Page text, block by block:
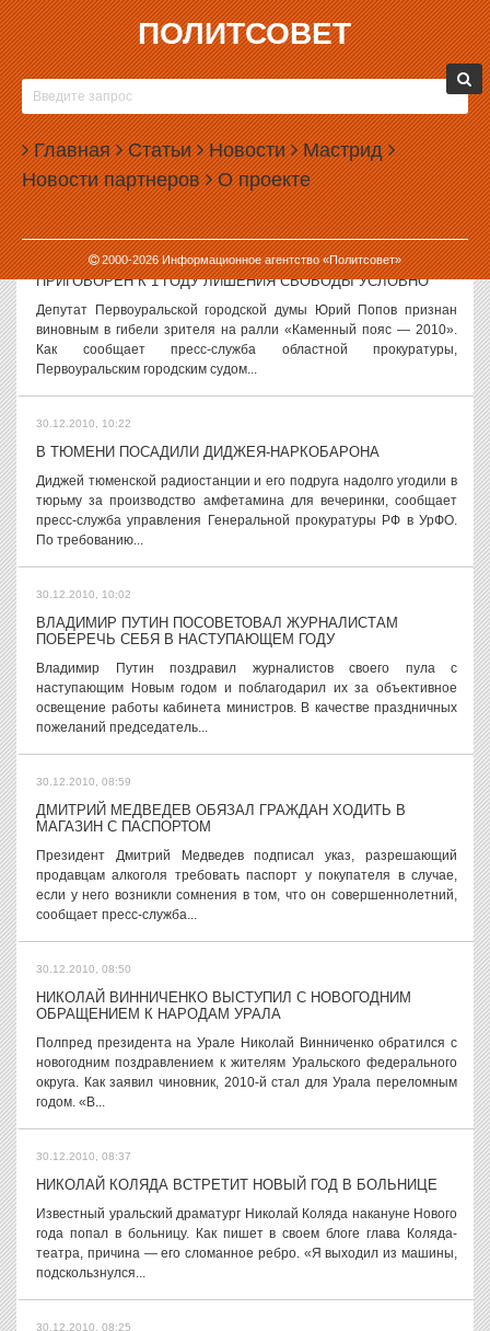
ПОЛИТСОВЕТ
Главная Статьи Новости Мастрид
Новости партнеров О проекте
2000-2026Информационное агентство «Политсовет»
30.12.2010, 11:32
СЛУХИ И ВЕРСИИ, 30 ДЕКАБРЯ
Александра Мишарина тревожит медиаактивность Аркадия
Чернецкого Говорят, что медиаактивность Аркадия Чернецкого все
больше настораживает губернатора Александра Мишарина. По
неофициальной информации,...
30.12.2010, 11:21
ДЕПУТАТ ИЗ ПЕРВОУРАЛЬСКА ЮРИЙ ПОПОВ
ПРИГОВОРЕН К 1 ГОДУ ЛИШЕНИЯ СВОБОДЫ УСЛОВНО
Депутат Первоуральской городской думы Юрий Попов признан
виновным в гибели зрителя на ралли «Каменный пояс — 2010».
Как сообщает пресс-служба областной прокуратуры,
Первоуральским городским судом...
30.12.2010, 10:22
В ТЮМЕНИ ПОСАДИЛИ ДИДЖЕЯ-НАРКОБАРОНА
Диджей тюменской радиостанции и его подруга надолго угодили в
тюрьму за производство амфетамина для вечеринки, сообщает
пресс-служба управления Генеральной прокуратуры РФ в УрФО.
По требованию...
30.12.2010, 10:02
ВЛАДИМИР ПУТИН ПОСОВЕТОВАЛ ЖУРНАЛИСТАМ
ПОБЕРЕЧЬ СЕБЯ В НАСТУПАЮЩЕМ ГОДУ
Владимир Путин поздравил журналистов своего пула с
наступающим Новым годом и поблагодарил их за объективное
освещение работы кабинета министров. В качестве праздничных
пожеланий председатель...
30.12.2010, 08:59
ДМИТРИЙ МЕДВЕДЕВ ОБЯЗАЛ ГРАЖДАН ХОДИТЬ В
МАГАЗИН С ПАСПОРТОМ
Президент Дмитрий Медведев подписал указ, разрешающий
продавцам алкоголя требовать паспорт у покупателя в случае,
если у него возникли сомнения в том, что он совершеннолетний,
сообщает пресс-служба...
30.12.2010, 08:50
НИКОЛАЙ ВИННИЧЕНКО ВЫСТУПИЛ С НОВОГОДНИМ
ОБРАЩЕНИЕМ К НАРОДАМ УРАЛА
Полпред президента на Урале Николай Винниченко обратился с
новогодним поздравлением к жителям Уральского федерального
округа. Как заявил чиновник, 2010-й стал для Урала переломным
годом. «В...
30.12.2010, 08:37
НИКОЛАЙ КОЛЯДА ВСТРЕТИТ НОВЫЙ ГОД В БОЛЬНИЦЕ
Известный уральский драматург Николай Коляда накануне Нового
года попал в больницу. Как пишет в своем блоге глава Коляда-
театра, причина — его сломанное ребро. «Я выходил из машины,
подскользнулся...
30.12.2010, 08:25